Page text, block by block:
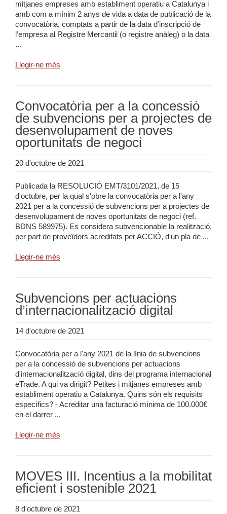
mitjanes empreses amb establiment operatiu a Catalunya i
amb com a mínim 2 anys de vida a data de publicació de la
convocatòria, comptats a partir de la data d’inscripció de
l’empresa al Registre Mercantil (o registre anàleg) o la data
...
Llegir-ne més
Convocatòria per a la concessió
de subvencions per a projectes de
desenvolupament de noves
oportunitats de negoci
20 d'octubre de 2021
Publicada la RESOLUCIÓ EMT/3101/2021, de 15
d'octubre, per la qual s'obre la convocatòria per a l'any
2021 per a la concessió de subvencions per a projectes de
desenvolupament de noves oportunitats de negoci (ref.
BDNS 589975). Es considera subvencionable la realització,
per part de proveïdors acreditats per ACCIÓ, d'un pla de ...
Llegir-ne més
Subvencions per actuacions
d’internacionalització digital
14 d'octubre de 2021
Convocatòria per a l'any 2021 de la línia de subvencions
per a la concessió de subvencions per actuacions
d'internacionalització digital, dins del programa internacional
eTrade. A qui va dirigit? Petites i mitjanes empreses amb
establiment operatiu a Catalunya. Quins són els requisits
específics? - Acreditar una facturació mínima de 100.000€
en el darrer ...
Llegir-ne més
MOVES III. Incentius a la mobilitat
eficient i sostenible 2021
8 d'octubre de 2021